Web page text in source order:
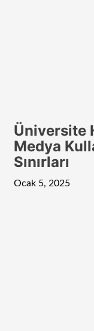
Üniversite
Medya
Sınırları
Ocak 5, 2025